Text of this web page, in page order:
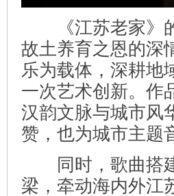
《江苏老家》的
故土养育之恩的深
乐为载体，深耕地
一次艺术创新。作
汉韵文脉与城市风
赞，也为城市主题
同时，歌曲搭建
梁，牵动海内外江